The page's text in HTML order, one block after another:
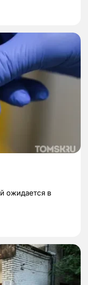
ожидается в